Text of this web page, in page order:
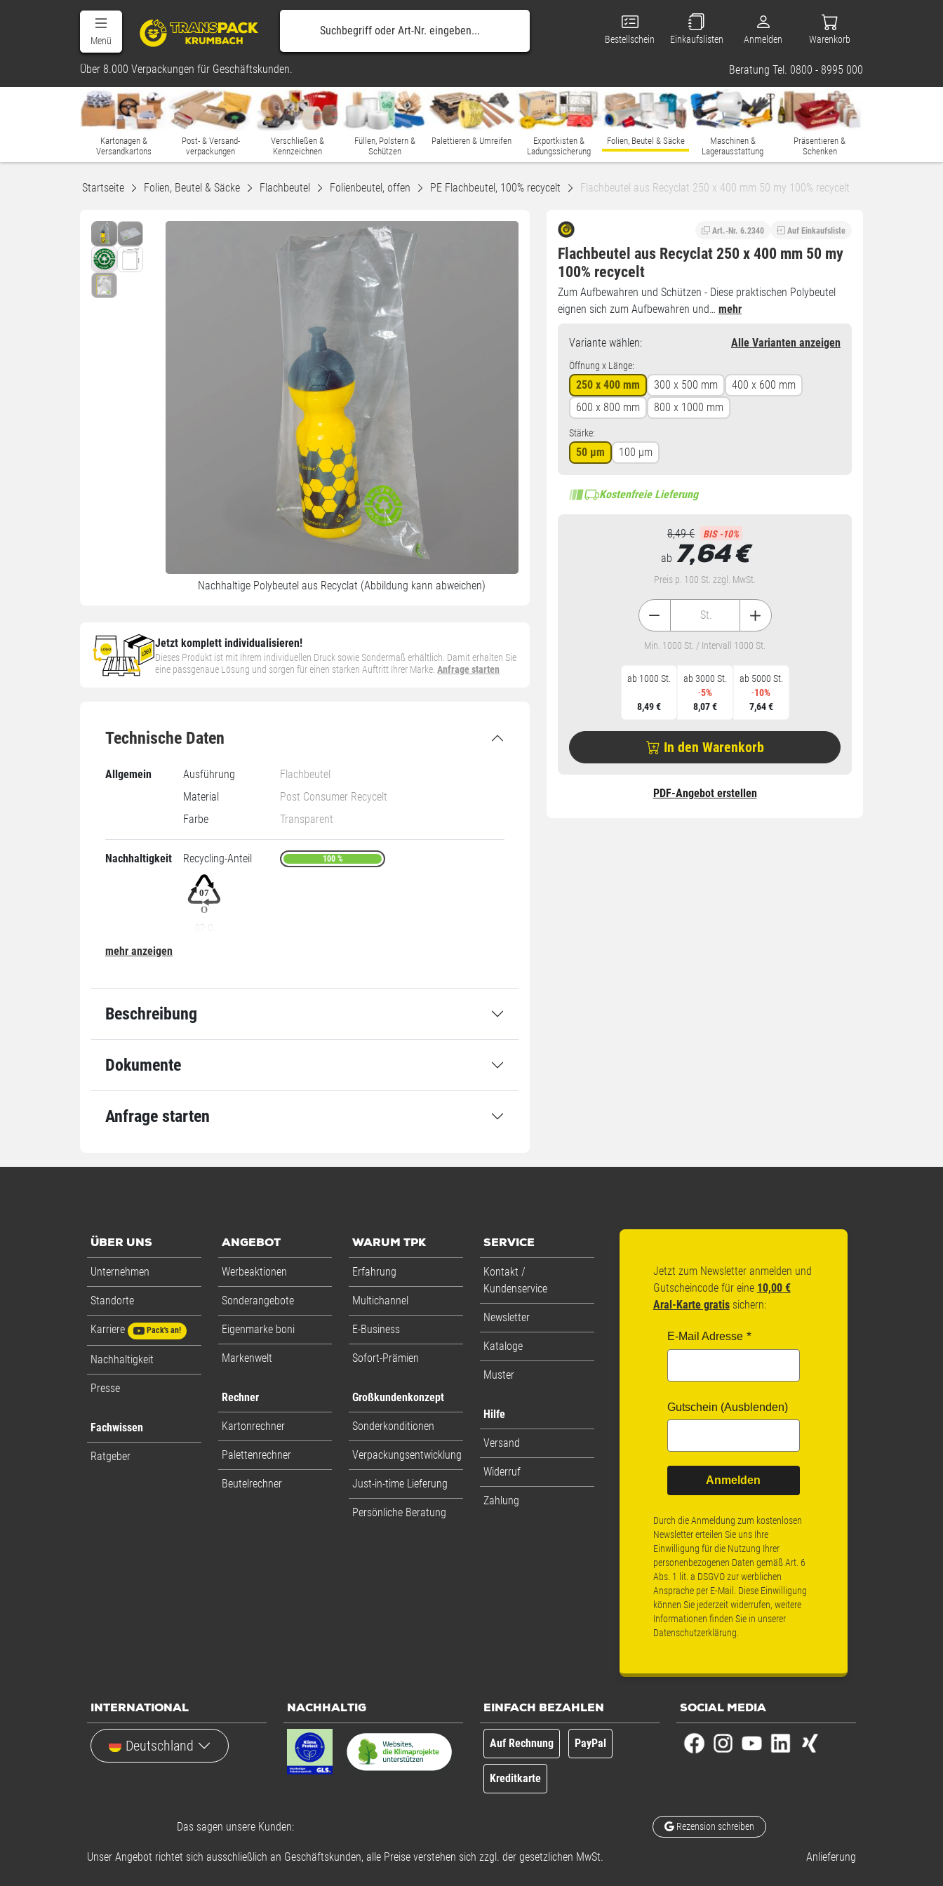
Menü Bestellschein Einkaufslisten Anmelden Warenkorb
Über 8.000 Verpackungen für Geschäftskunden. Beratung Tel. 0800 - 8995 000
Kartonagen &
Versandkartons
Post- & Versand-
verpackungen
Verschließen &
Kennzeichnen
Füllen, Polstern &
Schützen
Palettieren & Umreifen
Exportkisten &
Ladungssicherung
Folien, Beutel & Säcke
Maschinen &
Lagerausstattung
Präsentieren &
Schenken
Startseite Folien, Beutel & Säcke Flachbeutel Folienbeutel, offen PE Flachbeutel, 100% recycelt Flachbeutel aus Recyclat 250 x 400 mm 50 my 100% recycelt
Nachhaltige Polybeutel aus Recyclat (Abbildung kann abweichen)
Jetzt komplett individualisieren!
Dieses Produkt ist mit Ihrem individuellen Druck sowie Sondermaß erhältlich. Damit erhalten Sie
eine passgenaue Lösung und sorgen für einen starken Auftritt Ihrer Marke.Anfrage starten
Technische Daten
Allgemein Ausführung
Flachbeutel
Material
Post Consumer Recycelt
Farbe
Transparent
Nachhaltigkeit Recycling-Anteil 100 %
07-O
Öffnung x Länge
Qualität
Anwendung Für DIN-Format DIN B4
mehr anzeigen
Beschreibung
Dokumente
Anfrage starten
Art.-Nr. 6.2340 Auf Einkaufsliste
Flachbeutel aus Recyclat 250 x 400 mm 50 my
100% recycelt
Zum Aufbewahren und Schützen - Diese praktischen Polybeutel
eignen sich zum Aufbewahren und… mehr
Variante wählen: Alle Varianten anzeigen
Öffnung x Länge:
250 x 400 mm 300 x 500 mm
400 x 600 mm
600 x 800 mm
800 x 1000 mm
Stärke:
50 µm 100 µm
Kostenfreie Lieferung
8,49 € BIS -10%
ab 7,64 €
Preis p. 100 St. zzgl. MwSt.
ab 1000 St.
8,49 €
ab 3000 St.
-5%
8,07 €
ab 5000 St.
-10%
7,64 €
St.
Min. 1000 St. / Intervall 1000 St.
In den Warenkorb
PDF-Angebot erstellen
ÜBER UNS
Unternehmen
Standorte
Karriere Pack's an!
Nachhaltigkeit
Presse
Fachwissen
Ratgeber
ANGEBOT
Werbeaktionen
Sonderangebote
Eigenmarke boni
Markenwelt
Rechner
Kartonrechner
Palettenrechner
Beutelrechner
WARUM TPK
Erfahrung
Multichannel
E-Business
Sofort-Prämien
Großkundenkonzept
Sonderkonditionen
Verpackungsentwicklung
Just-in-time Lieferung
Persönliche Beratung
SERVICE
Kontakt /
Kundenservice
Newsletter
Kataloge
Muster
Hilfe
Versand
Widerruf
Zahlung
Jetzt zum Newsletter anmelden und
Gutscheincode für eine 10,00 €
Aral-Karte gratissichern:
E-Mail Adresse
Gutschein (Ausblenden)
Anmelden
Durch die Anmeldung zum kostenlosen
Newsletter erteilen Sie uns Ihre
Einwilligung für die Nutzung Ihrer
personenbezogenen Daten gemäß Art. 6
Abs. 1 lit. a DSGVO zur werblichen
Ansprache per E-Mail. Diese Einwilligung
können Sie jederzeit widerrufen, weitere
Informationen finden Sie in unserer
Datenschutzerklärung
INTERNATIONAL
Deutschland
NACHHALTIG EINFACH BEZAHLEN
Auf Rechnung PayPal
Kreditkarte
SOCIAL MEDIA
Das sagen unsere Kunden: Rezension schreiben
Unser Angebot richtet sich ausschließlich an Geschäftskunden, alle Preise verstehen sich zzgl. der gesetzlichen MwSt. Anlieferung